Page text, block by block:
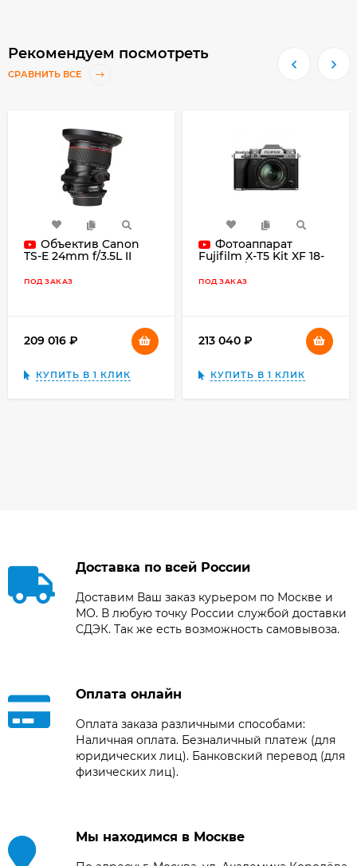
Рекомендуем посмотреть
СРАВНИТЬ ВСЕ
Объектив Canon
TS-E 24mm f/3.5L II
ПОД ЗАКАЗ
209 016
КУПИТЬ В 1 КЛИК
Фотоаппарат
Fujifilm X-T5 Kit XF 18-
серебряный
ПОД ЗАКАЗ
213 040
КУПИТЬ В 1 КЛИК
Доставка по всей России
Доставим Ваш заказ курьером по Москве и
МО. В любую точку России службой доставки
СДЭК. Так же есть возможность самовывоза.
Оплата онлайн
Оплата заказа различными способами:
Наличная оплата. Безналичный платеж (для
юридических лиц). Банковский перевод (для
физических лиц).
Мы находимся в Москве